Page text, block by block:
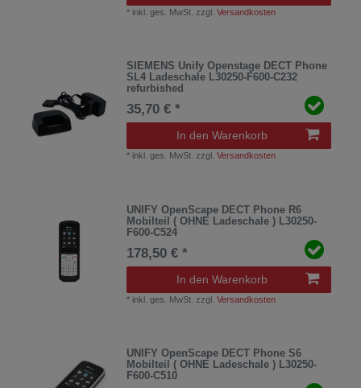
* inkl. ges. MwSt. zzgl.Versandkosten
SIEMENS Unify Openstage DECT Phone
SL4 Ladeschale L30250-F600-C232
refurbished
35,70 € *
In den Warenkorb
* inkl. ges. MwSt. zzgl.Versandkosten
UNIFY OpenScape DECT Phone R6
Mobilteil ( OHNE Ladeschale ) L30250-
F600-C524
178,50 € *
In den Warenkorb
* inkl. ges. MwSt. zzgl.Versandkosten
UNIFY OpenScape DECT Phone S6
Mobilteil ( OHNE Ladeschale ) L30250-
F600-C510